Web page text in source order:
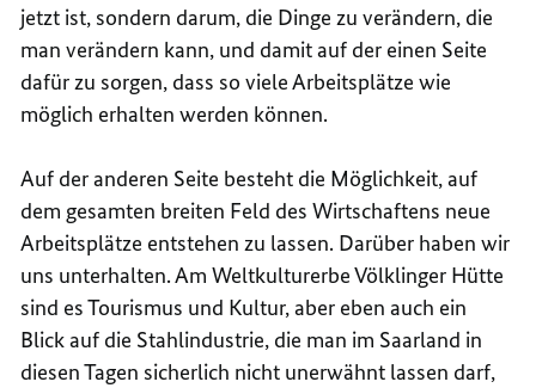
jetzt ist, sondern darum, die Dinge zu verändern, die
man verändern kann, und damit auf der einen Seite
dafür zu sorgen, dass so viele Arbeitsplätze wie
möglich erhalten werden können.
Auf der anderen Seite besteht die Möglichkeit, auf
dem gesamten breiten Feld des Wirtschaftens neue
Arbeitsplätze entstehen zu lassen. Darüber haben wir
uns unterhalten. Am Weltkulturerbe Völklinger Hütte
sind es Tourismus und Kultur, aber eben auch ein
Blick auf die Stahlindustrie, die man im Saarland in
diesen Tagen sicherlich nicht unerwähnt lassen darf,